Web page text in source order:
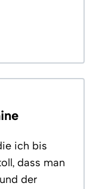
ich bis
dass man
der